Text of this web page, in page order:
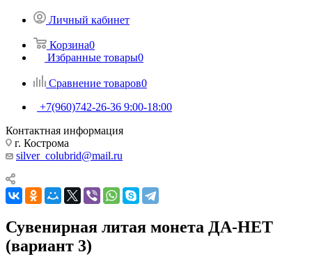
Личный кабинет
Корзина0
Избранные товары0
Сравнение товаров0
+7(960)742-26-36 9:00-18:00
Контактная информация
г. Кострома
silver_colubrid@mail.ru
Сувенирная литая монета ДА-НЕТ
(вариант 3)